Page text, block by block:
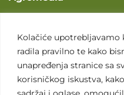
Kolačiće upotrebljavamo
radila pravilno te kako
unapređenja stranice sa
korisničkog iskustva,
Svet poljoprivrede
Marketing usluge
Tražimo saradnike